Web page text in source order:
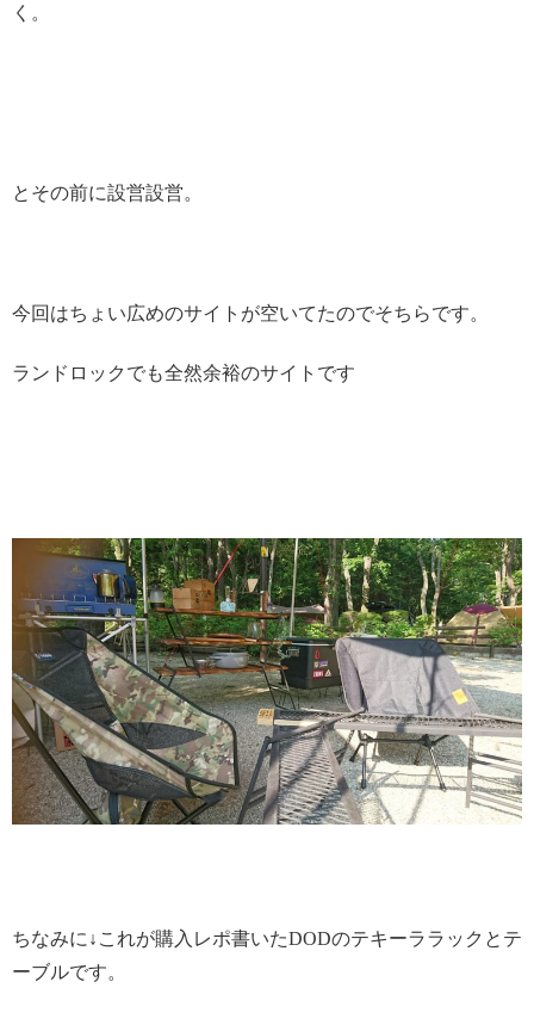
く。
とその前に設営設営。
今回はちょい広めのサイトが空いてたのでそちらです。
ランドロックでも全然余裕のサイトです
ちなみに↓これが購入レポ書いたDODのテキーララックとテ
ーブルです。